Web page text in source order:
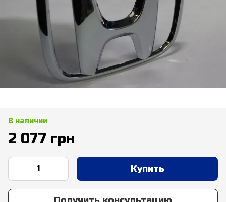
В наличии
2 077 грн
Купить